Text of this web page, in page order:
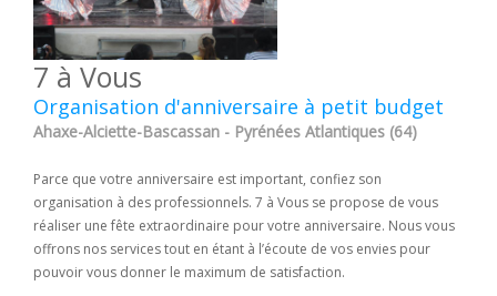
7 à Vous
Organisation d'anniversaire à petit budget
Ahaxe-Alciette-Bascassan - Pyrénées Atlantiques (64)
Parce que votre anniversaire est important, confiez son
organisation à des professionnels. 7 à Vous se propose de vous
réaliser une fête extraordinaire pour votre anniversaire. Nous vous
offrons nos services tout en étant à l’écoute de vos envies pour
pouvoir vous donner le maximum de satisfaction.